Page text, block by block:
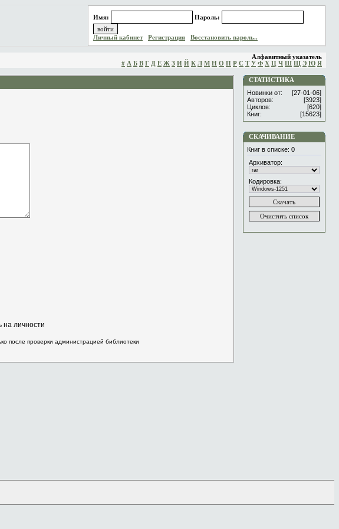
Имя: Пароль:
Личный кабинет Регистрация Восстановить пароль..
Алфавитный указатель
# А Б В Г Д Е Ж З И Й К Л М Н О П Р С Т У Ф Х Ц Ч Ш Щ Э Ю Я
на личности
после проверки администрацией библиотеки
СТАТИСТИКА
Новинки от:
[27-01-06]
Авторов:
[3923]
Циклов:
[620]
Книг:
[15623]
СКАЧИВАНИЕ
Книг в списке: 0
Архиватор:
Кодировка: